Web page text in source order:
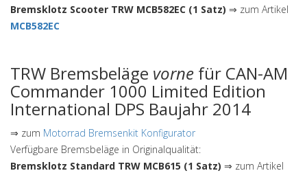
Bremsklotz Scooter TRW MCB582EC (1 Satz) ⇒ zum Artikel
MCB582EC
TRW Bremsbeläge vorne für CAN-AM
Commander 1000 Limited Edition
International DPS Baujahr 2014
⇒ zum Motorrad Bremsenkit Konfigurator
Verfügbare Bremsbeläge in Originalqualität:
Bremsklotz Standard TRW MCB615 (1 Satz) ⇒ zum Artikel